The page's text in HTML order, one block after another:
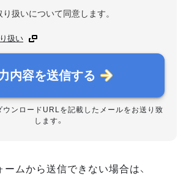
扱いについて同意します。
扱い
内容を送信する
ウンロードURLを記載したメールをお送り致
します。
ムから送信できない場合は、